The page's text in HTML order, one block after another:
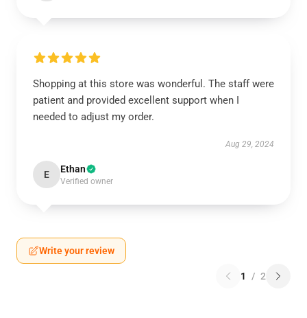
Shopping at this store was wonderful. The staff were
patient and provided excellent support when I
needed to adjust my order.
Aug 29, 2024
E Ethan
Verified owner
Write your review
1 / 2